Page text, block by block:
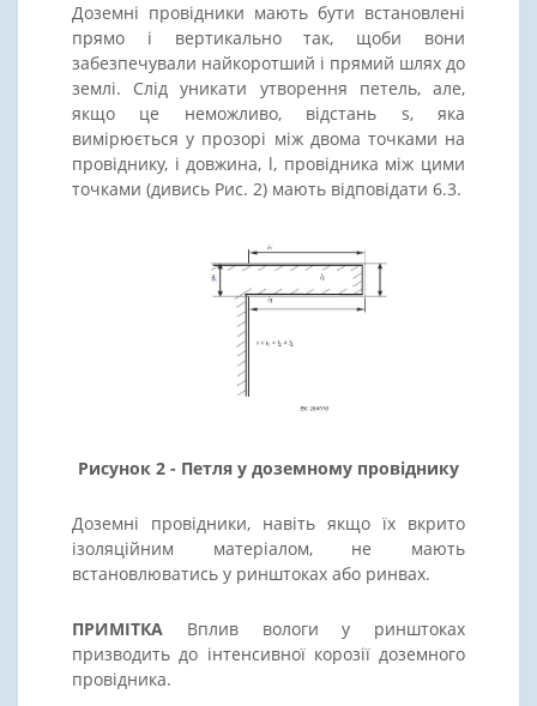
Доземні провідники мають бути встановлені
прямо і вертикально так, щоби вони
забезпечували найкоротший і прямий шлях до
землі. Слід уникати утворення петель, але,
якщо це неможливо, відстань s, яка
вимірюється у прозорі між двома точками на
провіднику, і довжина, l, провідника між цими
точками (дивись Рис. 2) мають відповідати 6.3.
Рисунок 2 - Петля у доземному провіднику
Доземні провідники, навіть якщо їх вкрито
ізоляційним матеріалом, не мають
встановлюватись у ринштоках або ринвах.
ПРИМІТКА Вплив вологи у ринштоках
призводить до інтенсивної корозії доземного
провідника.